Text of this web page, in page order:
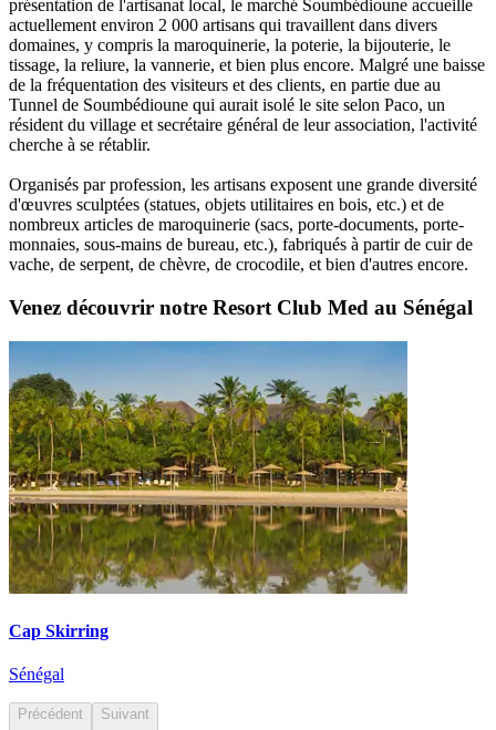
présentation de l'artisanat local, le marché Soumbédioune accueille
actuellement environ 2 000 artisans qui travaillent dans divers
domaines, y compris la maroquinerie, la poterie, la bijouterie, le
tissage, la reliure, la vannerie, et bien plus encore. Malgré une baisse
de la fréquentation des visiteurs et des clients, en partie due au
Tunnel de Soumbédioune qui aurait isolé le site selon Paco, un
résident du village et secrétaire général de leur association, l'activité
cherche à se rétablir.
Organisés par profession, les artisans exposent une grande diversité
d'œuvres sculptées (statues, objets utilitaires en bois, etc.) et de
nombreux articles de maroquinerie (sacs, porte-documents, porte-
monnaies, sous-mains de bureau, etc.), fabriqués à partir de cuir de
vache, de serpent, de chèvre, de crocodile, et bien d'autres encore.
Venez découvrir notre Resort Club Med au Sénégal
Cap Skirring
Sénégal
Précédent Suivant